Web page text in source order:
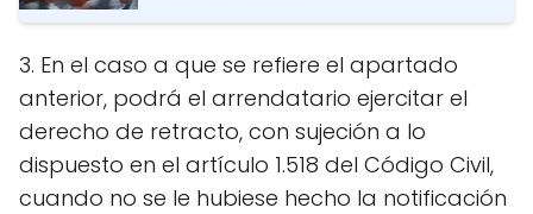
3. En el caso a que se refiere el apartado
anterior, podrá el arrendatario ejercitar el
derecho de retracto, con sujeción a lo
dispuesto en el artículo 1.518 del Código Civil,
cuando no se le hubiese hecho la notificación